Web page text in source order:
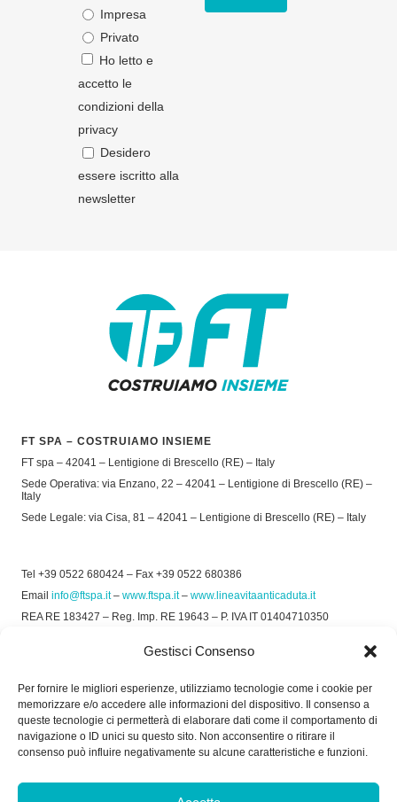
Gestisci Consenso
Per fornire le migliori esperienze, utilizziamo tecnologie come i cookie per
memorizzare e/o accedere alle informazioni del dispositivo. Il consenso a
queste tecnologie ci permetterà di elaborare dati come il comportamento di
navigazione o ID unici su questo sito. Non acconsentire o ritirare il
consenso può influire negativamente su alcune caratteristiche e funzioni.
Impresa
Privato
Ho letto e
accetto le
condizioni della
privacy
Desidero
essere iscritto alla
newsletter
FT SPA – COSTRUIAMO INSIEME
FT spa – 42041 – Lentigione di Brescello (RE) – Italy
Sede Operativa: via Enzano, 22 – 42041 – Lentigione di Brescello (RE) –
Italy
Sede Legale: via Cisa, 81 – 42041 – Lentigione di Brescello (RE) – Italy
Tel +39 0522 680424 – Fax +39 0522 680386
Email info@ftspa.it– www.ftspa.it– www.lineavitaanticaduta.it
REA RE 183427 – Reg. Imp. RE 19643 – P. IVA IT 01404710350
Privacy Policy–Cookie Policy
SOCIAL